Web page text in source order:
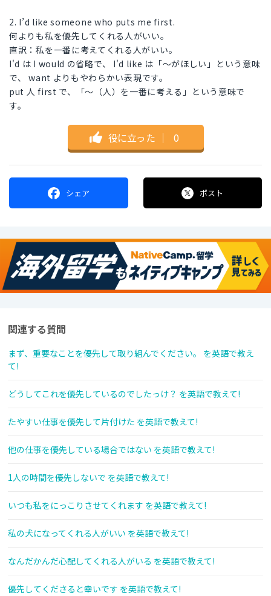
2. I’d like someone who puts me first.
何よりも私を優先してくれる人がいい。
直訳：私を一番に考えてくれる人がいい。
I'd は I would の省略で、 I'd like は「〜がほしい」という意味
で、 want よりもやわらかい表現です。
put 人 first で、「〜（人）を一番に考える」という意味で
す。
役に立った ｜ 0
シェア ポスト
関連する質問
まず、重要なことを優先して取り組んでください。 を英語で教え
て!
どうしてこれを優先しているのでしたっけ？ を英語で教えて!
たやすい仕事を優先して片付けた を英語で教えて!
他の仕事を優先している場合ではない を英語で教えて!
1人の時間を優先しないで を英語で教えて!
いつも私をにっこりさせてくれます を英語で教えて!
私の犬になってくれる人がいい を英語で教えて!
なんだかんだ心配してくれる人がいる を英語で教えて!
優先してくださると幸いです を英語で教えて!